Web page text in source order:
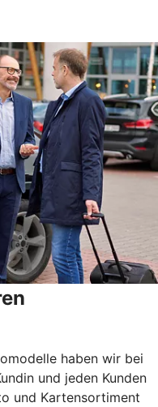
haben wir bei
und jeden Kunden
und Kartensortiment